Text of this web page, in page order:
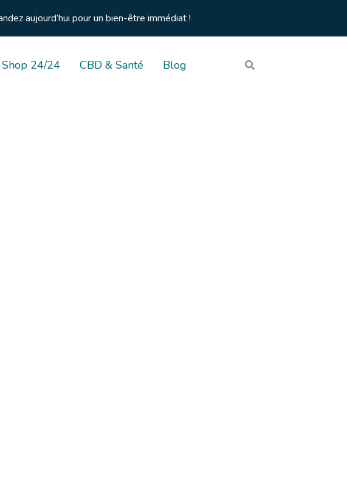
aujourd’hui pour un bien-être immédiat !
24/24 CBD & Santé Blog